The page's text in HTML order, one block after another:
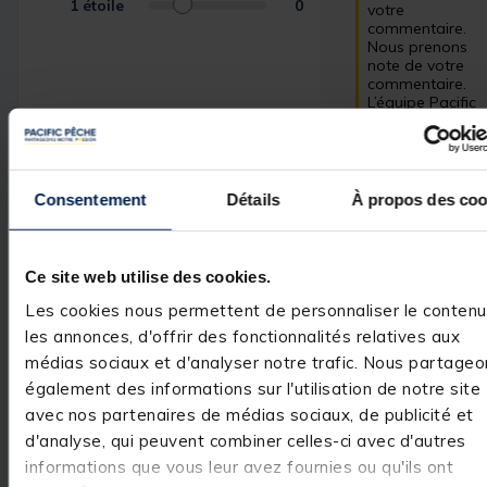
Consentement Détails À propos des
Ce site web utilise des cookies.
Les cookies nous permettent de personnaliser le
les annonces, d'offrir des fonctionnalités relatives aux
médias sociaux et d'analyser notre trafic. Nous
également des informations sur l'utilisation de notre site
avec nos partenaires de médias sociaux, de publicité et
d'analyse, qui peuvent combiner celles-ci avec d'autres
informations que vous leur avez fournies ou qu'ils ont
1 étoile 0
votre
commentaire.
Nous prenons
note de votre
commentaire.
L’équipe Pacific
expérience du
14/03/2024
Utile(0)
Réponse de
pacificpeche.com
Bonjour,
Merci pour votre